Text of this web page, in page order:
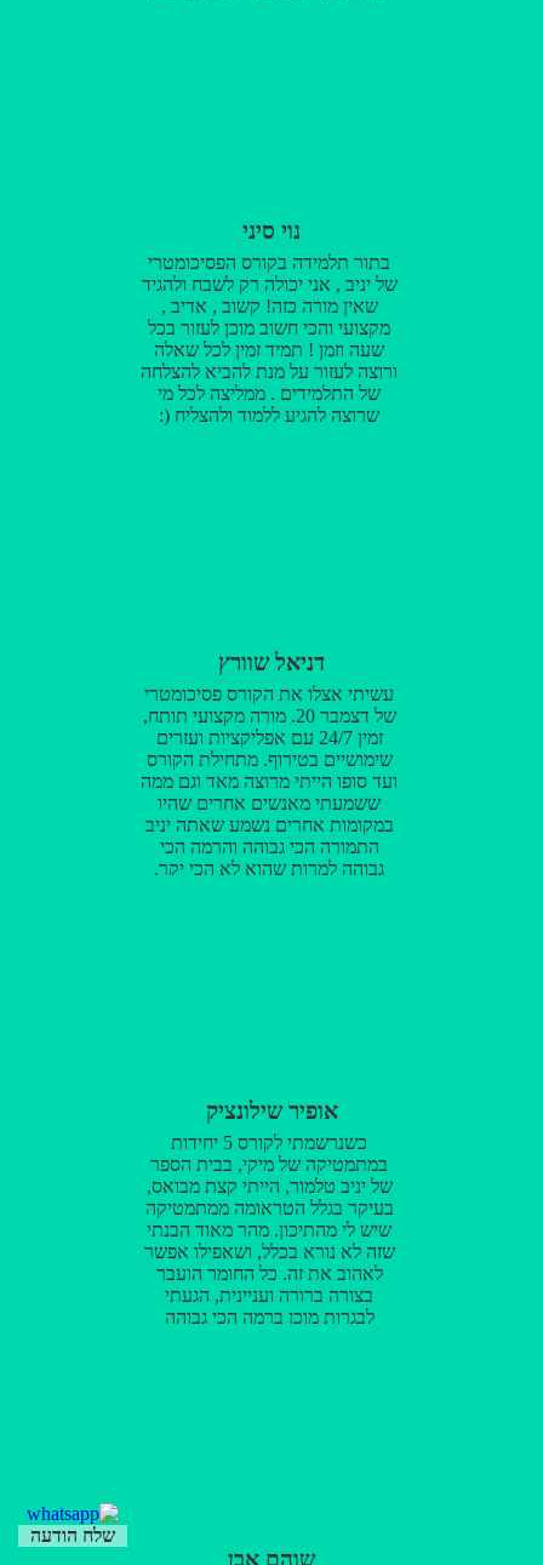
בלעדייך!!!
נוי סיני
בתור תלמידה בקורס הפסיכומטרי
של יניב , אני יכולה רק לשבח ולהגיד
שאין מורה כזה! קשוב , אדיב ,
מקצועי והכי חשוב מוכן לעזור בכל
שעה וזמן ! תמיד זמין לכל שאלה
ורוצה לעזור על מנת להביא להצלחה
של התלמידים . ממליצה לכל מי
שרוצה להגיע ללמוד ולהצליח (:
דניאל שוורץ
עשיתי אצלו את הקורס פסיכומטרי
של דצמבר 20. מורה מקצועי תותח,
זמין 24/7 עם אפליקציות ועזרים
שימושיים בטירוף. מתחילת הקורס
ועד סופו הייתי מרוצה מאד וגם ממה
ששמעתי מאנשים אחרים שהיו
במקומות אחרים נשמע שאתה יניב
התמורה הכי גבוהה והרמה הכי
גבוהה למרות שהוא לא הכי יקר.
אופיר שילונציק
כשנרשמתי לקורס 5 יחידות
במתמטיקה של מיקי, בבית הספר
של יניב טלמור, הייתי קצת מבואס,
בעיקר בגלל הטראומה ממתמטיקה
שיש לי מהתיכון. מהר מאוד הבנתי
שזה לא נורא בכלל, ושאפילו אפשר
לאהוב את זה. כל החומר הועבר
בצורה ברורה ועניינית, הגעתי
לבגרות מוכן ברמה הכי גבוהה
לסמוך!
שוהם אבן
שלח הודעה